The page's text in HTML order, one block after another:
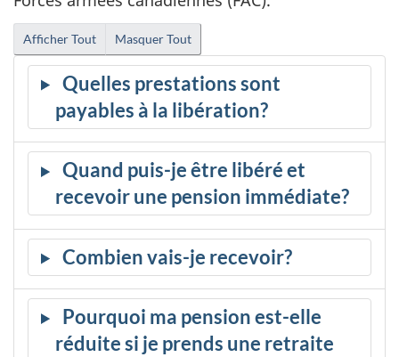
Afficher Tout Masquer Tout
Quelles prestations sont
payables à la libération?
Quand puis-je être libéré et
recevoir une pension immédiate?
Combien vais-je recevoir?
Pourquoi ma pension est-elle
réduite si je prends une retraite